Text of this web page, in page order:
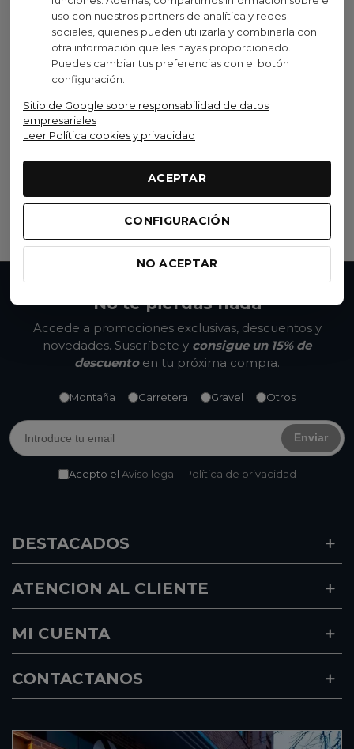
uso con nuestros partners de analítica y redes
sociales, quienes pueden utilizarla y combinarla con
otra información que les hayas proporcionado.
Puedes cambiar tus preferencias con el botón
configuración.
Sitio de Google sobre responsabilidad de datos
empresariales
Leer Política cookies y privacidad
ACEPTAR
CONFIGURACIÓN
NO ACEPTAR
Visto recientemente
No disponible
Syncros
Rueda Delantera Syncros
Ver opciones
No te pierdas nada
Accede a promociones exclusivas, descuentos y
novedades. Suscríbete y consigue un 15% de
descuentoen tu próxima compra.
Montaña Carretera Gravel Otros
Enviar
Acepto el Aviso legal - Política de privacidad
DESTACADOS
ATENCION AL CLIENTE
MI CUENTA
CONTACTANOS